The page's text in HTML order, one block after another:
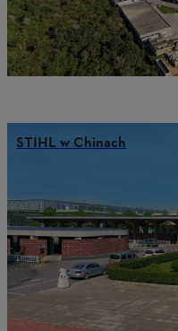
STIHL w Chinach